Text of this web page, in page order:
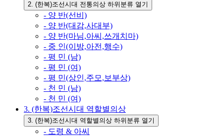
2. (한복)조선시대 전통의상 하위분류 열기
- 양 반(선비)
- 양 반(대감,사대부)
- 양 반(마님,아씨,쓰개치마)
- 중 인(이방,아전,행수)
- 평 민 (남)
- 평 민 (여)
- 평 민(상인,주모,보부상)
- 천 민 (남)
- 천 민 (여)
3. (한복)조선시대 역할별의상
3. (한복)조선시대 역할별의상 하위분류 열기
- 도령 & 아씨